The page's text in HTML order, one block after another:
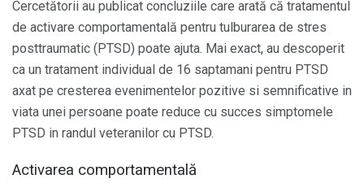
Cercetătorii au publicat concluziile care arată că tratamentul
de activare comportamentală pentru tulburarea de stres
posttraumatic (PTSD) poate ajuta. Mai exact, au descoperit
ca un tratament individual de 16 saptamani pentru PTSD
axat pe cresterea evenimentelor pozitive si semnificative in
viata unei persoane poate reduce cu succes simptomele
PTSD in randul veteranilor cu PTSD.
Activarea comportamentală